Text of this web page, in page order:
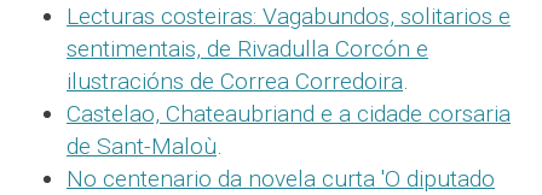
Lecturas costeiras: Vagabundos, solitarios e
sentimentais, de Rivadulla Corcón e
ilustracións de Correa Corredoira.
Castelao, Chateaubriand e a cidade corsaria
de Sant-Maloù.
No centenario da novela curta 'O diputado